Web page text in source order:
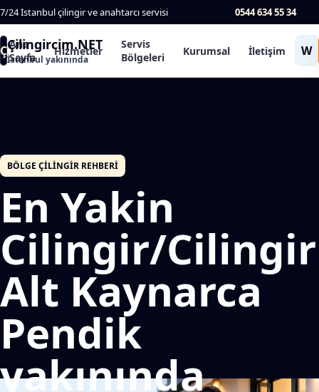
7/24 İstanbul çilingir ve anahtarcı servisi 0544 634 55 34
ÇÇilingircim.NET
İstanbul yakınında
Ana
Sayfa
Hizmetler
Servis
Bölgeleri
Kurumsal İletişim W
BÖLGE ÇILINGIR REHBERI
En Yakin
Cilingir/Cilingir
Alt Kaynarca
Pendik
yakınında